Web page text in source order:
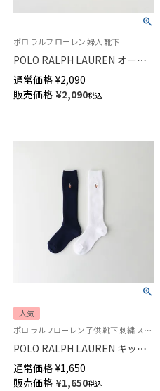
ポロ ラルフ ローレン 婦人 靴下
POLO RALPH LAUREN オーガ
ニックコットン混 ワンポイント
ルーズソックス レディース
03217442
通常価格 ¥2,090
販売価格 ¥2,090税込
人気
ポロ ラルフローレン 子供 靴下 刺繍 スクールソックス 学校
POLO RALPH LAUREN キッズ
マルチカラーワンポイント リブ
ハイソックス 04813700
通常価格 ¥1,650
販売価格 ¥1,650税込